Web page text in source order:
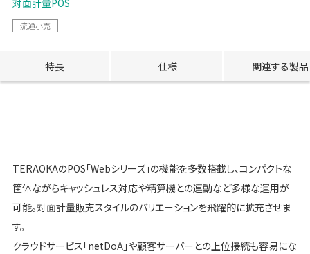
対面計量POS
流通小売
特長 仕様 関連する製品
TERAOKAのPOS「Webシリーズ」の機能を多数搭載し、コンパクトな
筐体ながらキャッシュレス対応や精算機との連動など多様な運用が
可能。対面計量販売スタイルのバリエーションを飛躍的に拡充させま
す。
クラウドサービス「netDoA」や顧客サーバーとの上位接続も容易にな